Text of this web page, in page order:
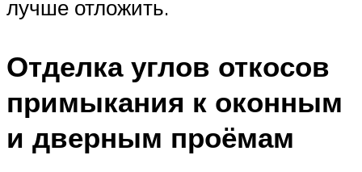
лучше отложить.
Отделка углов откосов
примыкания к оконным
и дверным проёмам